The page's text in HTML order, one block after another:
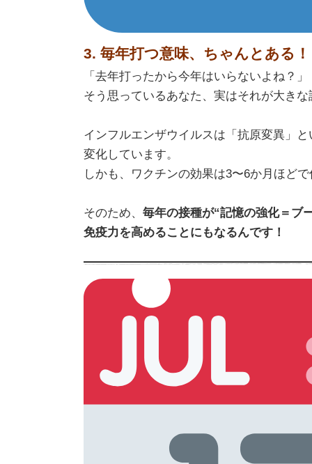
3. 毎年打つ意味、ちゃんとある！
「去年打ったから今年はいらないよね？」
そう思っているあなた、実はそれが大きな
インフルエンザウイルスは「抗原変異」
変化しています。
しかも、ワクチンの効果は3〜6か月ほど
そのため、 毎年の接種が“記憶の強化＝ブ
免疫力を高めることにもなるんです！